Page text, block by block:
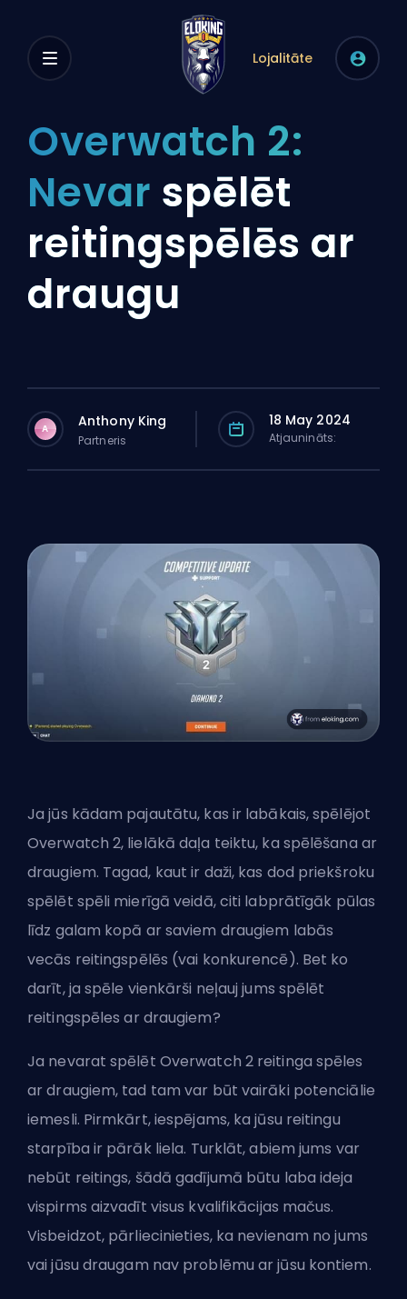
Lojalitāte
Overwatch 2:
Nevar spēlēt
reitingspēlēs ar
draugu
A Anthony King
Partneris
18 May 2024
Atjaunināts:
Ja jūs kādam pajautātu, kas ir labākais, spēlējot
Overwatch 2, lielākā daļa teiktu, ka spēlēšana ar
draugiem. Tagad, kaut ir daži, kas dod priekšroku
spēlēt spēli mierīgā veidā, citi labprātīgāk pūlas
līdz galam kopā ar saviem draugiem labās
vecās reitingspēlēs (vai konkurencē). Bet ko
darīt, ja spēle vienkārši neļauj jums spēlēt
reitingspēles ar draugiem?
Ja nevarat spēlēt Overwatch 2 reitinga spēles
ar draugiem, tad tam var būt vairāki potenciālie
iemesli. Pirmkārt, iespējams, ka jūsu reitingu
starpība ir pārāk liela. Turklāt, abiem jums var
nebūt reitings, šādā gadījumā būtu laba ideja
vispirms aizvadīt visus kvalifikācijas mačus.
Visbeidzot, pārliecinieties, ka nevienam no jums
vai jūsu draugam nav problēmu ar jūsu kontiem.